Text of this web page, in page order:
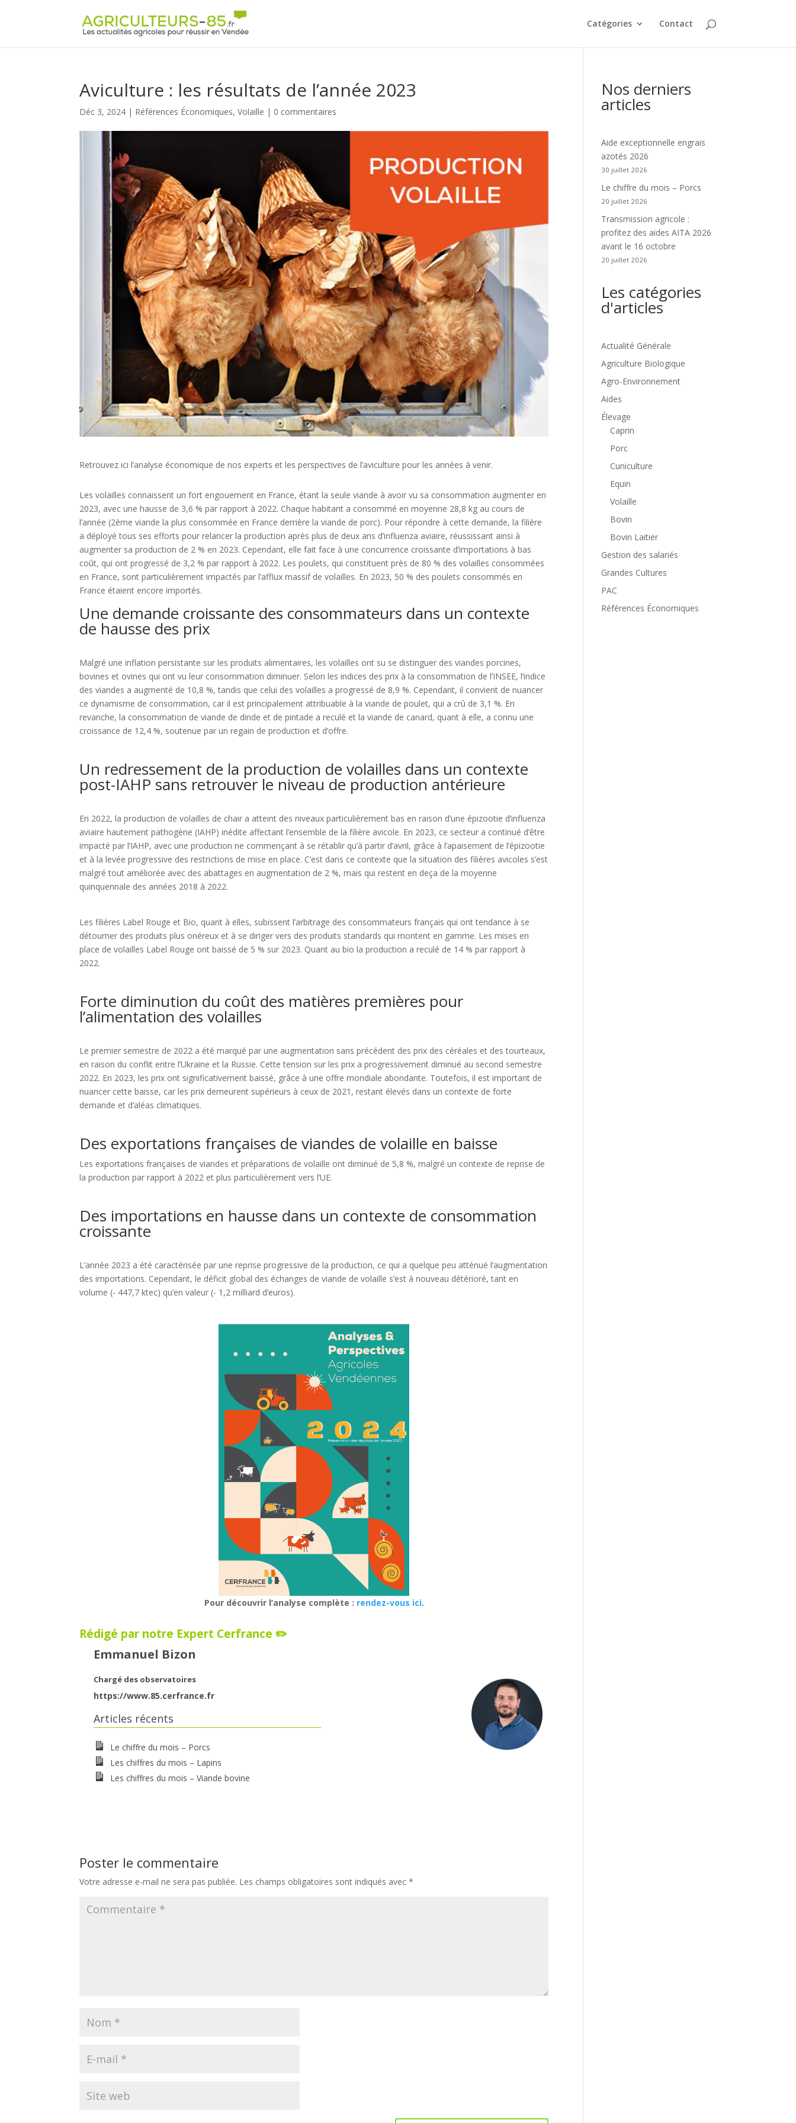
Catégories Contact
Aviculture : les résultats de l’année 2023
Déc 3, 2024 | Références Économiques,Volaille | 0 commentaires
Retrouvez ici l’analyse économique de nos experts et les perspectives de l’aviculture pour les années à venir.
Les volailles connaissent un fort engouement en France, étant la seule viande à avoir vu sa consommation augmenter en
2023, avec une hausse de 3,6 % par rapport à 2022. Chaque habitant a consommé en moyenne 28,8 kg au cours de
l’année (2ème viande la plus consommée en France derrière la viande de porc). Pour répondre à cette demande, la filière
a déployé tous ses efforts pour relancer la production après plus de deux ans d’influenza aviaire, réussissant ainsi à
augmenter sa production de 2 % en 2023. Cependant, elle fait face à une concurrence croissante d’importations à bas
coût, qui ont progressé de 3,2 % par rapport à 2022. Les poulets, qui constituent près de 80 % des volailles consommées
en France, sont particulièrement impactés par l’afflux massif de volailles. En 2023, 50 % des poulets consommés en
France étaient encore importés.
Une demande croissante des consommateurs dans un contexte
de hausse des prix
Malgré une inflation persistante sur les produits alimentaires, les volailles ont su se distinguer des viandes porcines,
bovines et ovines qui ont vu leur consommation diminuer. Selon les indices des prix à la consommation de l’INSEE, l’indice
des viandes a augmenté de 10,8 %, tandis que celui des volailles a progressé de 8,9 %. Cependant, il convient de nuancer
ce dynamisme de consommation, car il est principalement attribuable à la viande de poulet, qui a crû de 3,1 %. En
revanche, la consommation de viande de dinde et de pintade a reculé et la viande de canard, quant à elle, a connu une
croissance de 12,4 %, soutenue par un regain de production et d’offre.
Un redressement de la production de volailles dans un contexte
post-IAHP sans retrouver le niveau de production antérieure
En 2022, la production de volailles de chair a atteint des niveaux particulièrement bas en raison d’une épizootie d’influenza
aviaire hautement pathogène (IAHP) inédite affectant l’ensemble de la filière avicole. En 2023, ce secteur a continué d’être
impacté par l’IAHP, avec une production ne commençant à se rétablir qu’à partir d’avril, grâce à l’apaisement de l’épizootie
et à la levée progressive des restrictions de mise en place. C’est dans ce contexte que la situation des filières avicoles s’est
malgré tout améliorée avec des abattages en augmentation de 2 %, mais qui restent en deça de la moyenne
quinquennale des années 2018 à 2022.
Les filières Label Rouge et Bio, quant à elles, subissent l’arbitrage des consommateurs français qui ont tendance à se
détourner des produits plus onéreux et à se diriger vers des produits standards qui montent en gamme. Les mises en
place de volailles Label Rouge ont baissé de 5 % sur 2023. Quant au bio la production a reculé de 14 % par rapport à
2022.
Forte diminution du coût des matières premières pour
l’alimentation des volailles
Le premier semestre de 2022 a été marqué par une augmentation sans précédent des prix des céréales et des tourteaux,
en raison du conflit entre l’Ukraine et la Russie. Cette tension sur les prix a progressivement diminué au second semestre
2022. En 2023, les prix ont significativement baissé, grâce à une offre mondiale abondante. Toutefois, il est important de
nuancer cette baisse, car les prix demeurent supérieurs à ceux de 2021, restant élevés dans un contexte de forte
demande et d’aléas climatiques.
Des exportations françaises de viandes de volaille en baisse
Les exportations françaises de viandes et préparations de volaille ont diminué de 5,8 %, malgré un contexte de reprise de
la production par rapport à 2022 et plus particulièrement vers l’UE.
Des importations en hausse dans un contexte de consommation
croissante
L’année 2023 a été caractérisée par une reprise progressive de la production, ce qui a quelque peu atténué l’augmentation
des importations. Cependant, le déficit global des échanges de viande de volaille s’est à nouveau détérioré, tant en
volume (- 447,7 ktec) qu’en valeur (- 1,2 milliard d’euros).
Pour découvrir l’analyse complète : rendez-vous ici.
Rédigé par notre Expert Cerfrance ✏️
Emmanuel Bizon
Chargé des observatoires
https://www.85.cerfrance.fr
Articles récents
Le chiffre du mois – Porcs
Les chiffres du mois – Lapins
Les chiffres du mois – Viande bovine
Poster le commentaire
Votre adresse e-mail ne sera pas publiée. Les champs obligatoires sont indiqués avec*
Nos derniers
articles
Aide exceptionnelle engrais
azotés 2026
30 juillet 2026
Le chiffre du mois – Porcs
20 juillet 2026
Transmission agricole :
profitez des aides AITA 2026
avant le 16 octobre
20 juillet 2026
Les catégories
d'articles
Actualité Générale
Agriculture Biologique
Agro-Environnement
Aides
Élevage
Caprin
Porc
Cuniculture
Equin
Volaille
Bovin
Bovin Laitier
Gestion des salariés
Grandes Cultures
PAC
Références Économiques